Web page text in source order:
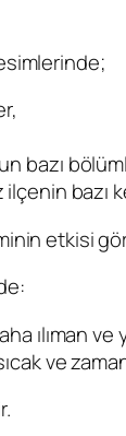
bazı
ilçenin bazı
etkisi
ılıman ve
ve